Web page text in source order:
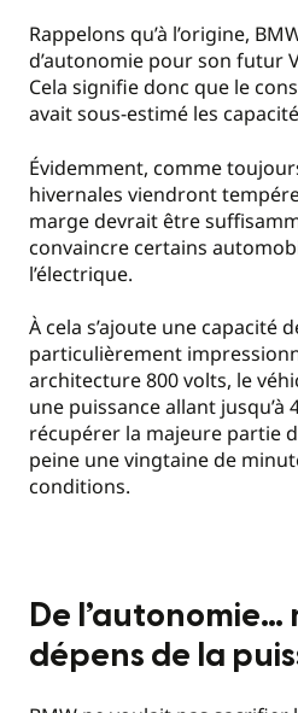
Rappelons qu’à l’origine,
d’autonomie pour son futur
Cela signifie donc que le
avait sous-estimé les
Évidemment, comme
hivernales viendront
marge devrait être
convaincre certains
l’électrique.
À cela s’ajoute une capacité
particulièrement
architecture 800 volts, le
une puissance allant
récupérer la majeure partie
peine une vingtaine de
conditions.
De l’autonomie…
dépens de la